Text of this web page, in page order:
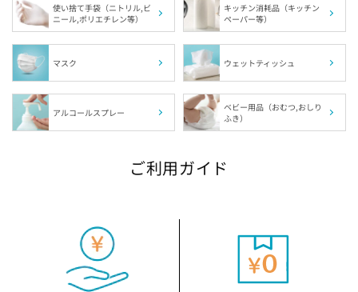
埼玉県の指定袋から探す
千葉県の指定袋から探す
富山県の指定袋から探す
愛知県の指定袋から探す
三重県の指定袋から探す
使い捨て手袋（ニトリル,ビ
ニール,ポリエチレン等）
キッチン消耗品（キッチン
ペーパー等）
マスク ウェットティッシュ
アルコールスプレー
ベビー用品（おむつ,おしり
ふき）
ご利用ガイド